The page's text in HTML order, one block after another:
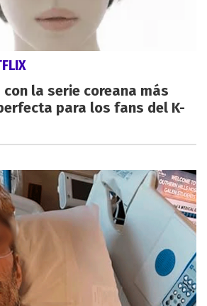
la serie coreana más
para los fans del K-